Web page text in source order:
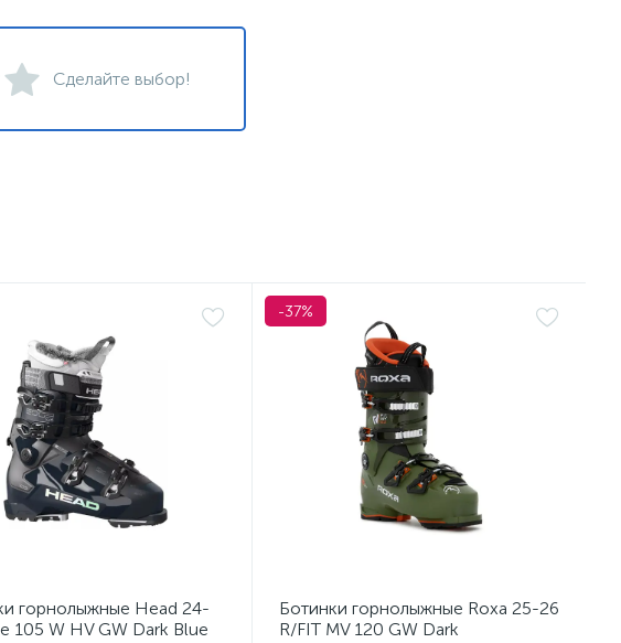
Сделайте выбор!
горнолыжные Head 24-
105 W HV GW Dark Blue
-37%
Ботинки горнолыжные Roxa 25-26
R/FIT MV 120 GW Dark